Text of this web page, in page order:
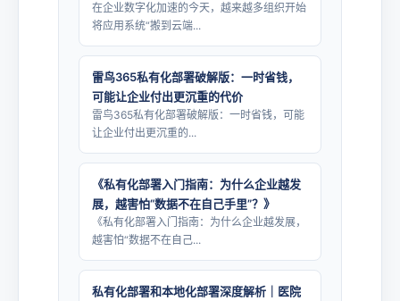
在企业数字化加速的今天，越来越多组织开始
将应用系统“搬到云端...
雷鸟365私有化部署破解版：一时省钱，
可能让企业付出更沉重的代价
雷鸟365私有化部署破解版：一时省钱，可能
让企业付出更沉重的...
《私有化部署入门指南：为什么企业越发
展，越害怕“数据不在自己手里”？》
《私有化部署入门指南：为什么企业越发展，
越害怕“数据不在自己...
私有化部署和本地化部署深度解析｜医院